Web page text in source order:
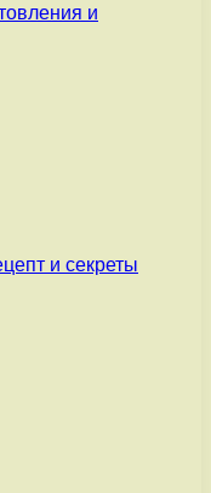
и
и секреты